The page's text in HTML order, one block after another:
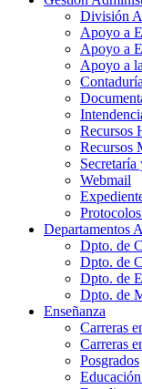
División
Apoyo a
Apoyo a
Apoyo a
Contaduría
Recursos
Recursos
Webmail
Departamentos
Dpto. de
Dpto. de
Dpto. de
Dpto. de
Enseñanza
Carreras
Carreras
Posgrados